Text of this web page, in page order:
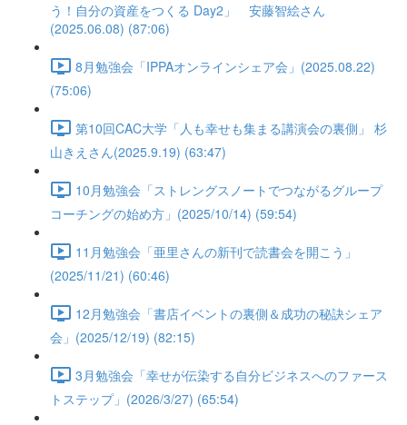
う！自分の資産をつくる Day2」 安藤智絵さん
(2025.06.08) (87:06)
8月勉強会「IPPAオンラインシェア会」(2025.08.22)
(75:06)
第10回CAC大学「人も幸せも集まる講演会の裏側」 杉
山きえさん(2025.9.19) (63:47)
10月勉強会「ストレングスノートでつながるグループ
コーチングの始め方」(2025/10/14) (59:54)
11月勉強会「亜里さんの新刊で読書会を開こう」
(2025/11/21) (60:46)
12月勉強会「書店イベントの裏側＆成功の秘訣シェア
会」(2025/12/19) (82:15)
3月勉強会「幸せが伝染する自分ビジネスへのファース
トステップ」(2026/3/27) (65:54)